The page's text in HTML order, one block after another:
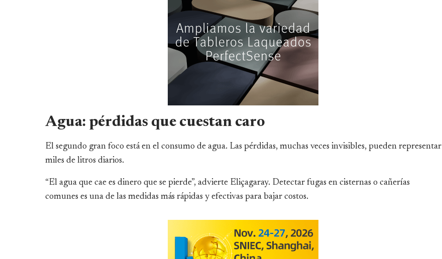
Agua: pérdidas que cuestan caro
El segundo gran foco está en el consumo de agua. Las pérdidas, muchas veces invisibles, pueden representar
miles de litros diarios.
“El agua que cae es dinero que se pierde”, advierte Eliçagaray. Detectar fugas en cisternas o cañerías
comunes es una de las medidas más rápidas y efectivas para bajar costos.